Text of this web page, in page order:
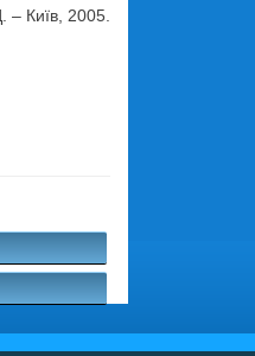
– Київ, 2005.